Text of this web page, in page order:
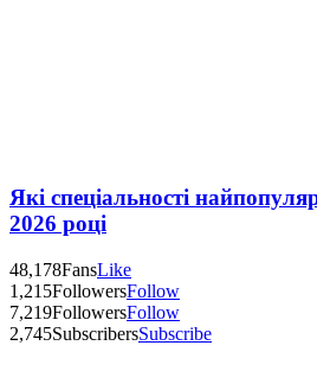
Які спеціальності
2026 році
48,178FansLike
1,215FollowersFollow
7,219FollowersFollow
2,745SubscribersSubscribe